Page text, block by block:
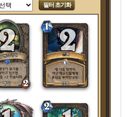
필터 초기화